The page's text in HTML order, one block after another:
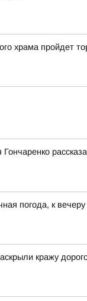
храма пройдет
погода, к
кражу